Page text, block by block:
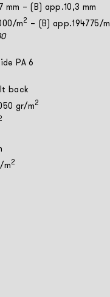
– (B) app.10,3 mm
m2 – (B) app.194775/m
PA 6
back
gr/m2
m2